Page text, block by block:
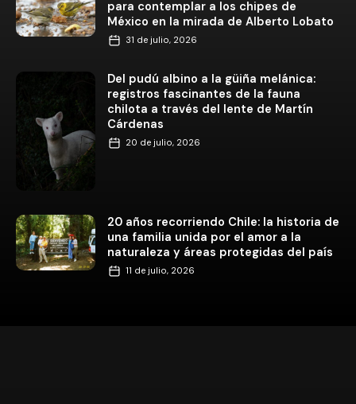
para contemplar a los chipes de
México en la mirada de Alberto Lobato
31 de julio, 2026
Del pudú albino a la güiña melánica:
registros fascinantes de la fauna
chilota a través del lente de Martín
Cárdenas
20 de julio, 2026
20 años recorriendo Chile: la historia de
una familia unida por el amor a la
naturaleza y áreas protegidas del país
11 de julio, 2026